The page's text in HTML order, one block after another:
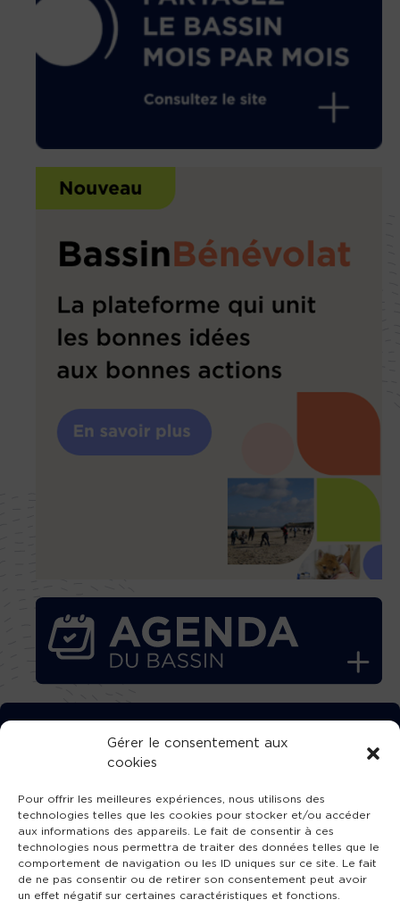
Gérer le consentement aux
cookies
Pour offrir les meilleures expériences, nous utilisons des
technologies telles que les cookies pour stocker et/ou accéder
aux informations des appareils. Le fait de consentir à ces
technologies nous permettra de traiter des données telles que le
comportement de navigation ou les ID uniques sur ce site. Le fait
de ne pas consentir ou de retirer son consentement peut avoir
un effet négatif sur certaines caractéristiques et fonctions.
TÉLÉCHARGEZ GRATUITEMENT
L’APPLICATION TVBA !
SUIVEZ-NOUS !